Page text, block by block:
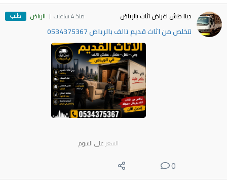
دينا طش اغراض اثاث بالرياض منذ 4 ساعات الرياض طلب
نتخلص من اثاث قديم تالف بالرياض 0534375367
السعر على السوم
0